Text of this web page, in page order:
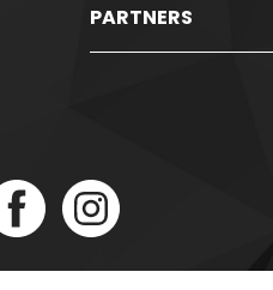
PARTNERS